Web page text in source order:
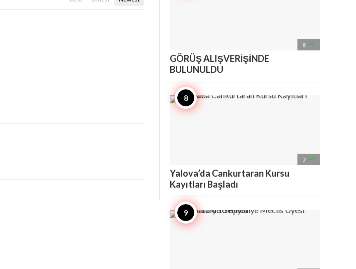
8 
GÖRÜŞ ALIŞVERİŞİNDE
BULUNULDU
7 
Yalova’da Cankurtaran Kursu
Kayıtları Başladı